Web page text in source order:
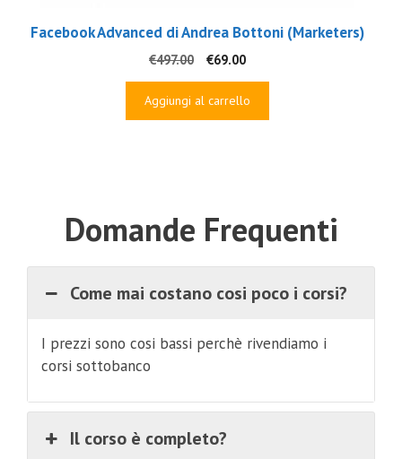
Facebook Advanced di Andrea Bottoni (Marketers)
€497.00
Il
prezzo
originale
€69.00Il
prezzo
attuale
Aggiungi al carrello
Domande Frequenti
Come mai costano cosi poco i corsi?
I prezzi sono cosi bassi perchè rivendiamo i
corsi sottobanco
Il corso è completo?